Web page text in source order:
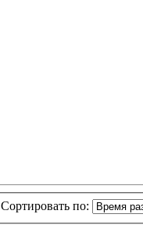
Сортировать по: